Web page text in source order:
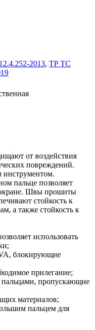
2013, ТР ТС
от воздействия
повреждений.
инструментом.
пальце позволяет
экране. Швы прошиты
стойкость к
а также стойкость к
использовать
блокирующие
прилегание;
пальцами, пропускающие
материалов;
пальцем для